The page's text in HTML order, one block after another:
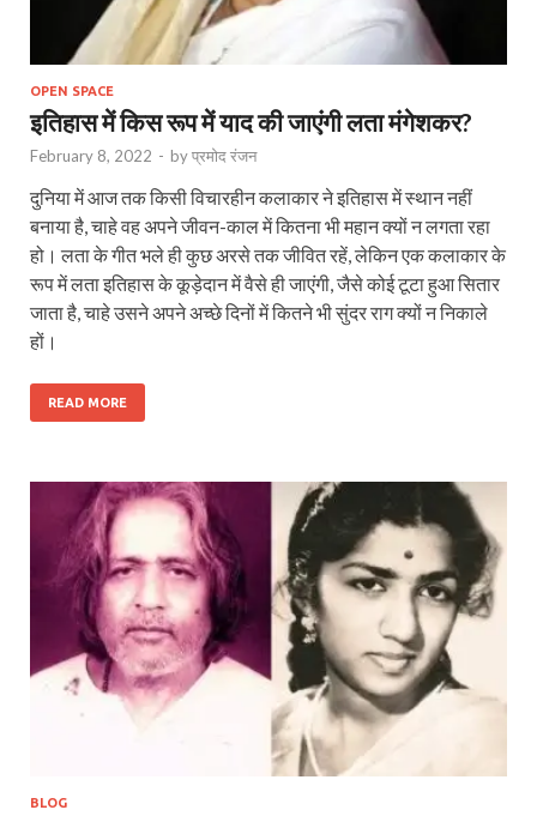
OPEN SPACE
इतिहास में किस रूप में याद की जाएंगी लता मंगेशकर?
February 8, 2022 - byप्रमोद रंजन
दुनिया में आज तक किसी विचारहीन कलाकार ने इतिहास में स्थान नहीं
बनाया है, चाहे वह अपने जीवन-काल में कितना भी महान क्यों न लगता रहा
हो। लता के गीत भले ही कुछ अरसे तक जीवित रहें, लेकिन एक कलाकार के
रूप में लता इतिहास के कूड़ेदान में वैसे ही जाएंगी, जैसे कोई टूटा हुआ सितार
जाता है, चाहे उसने अपने अच्छे दिनों में कितने भी सुंदर राग क्यों न निकाले
हों।
READ MORE
BLOG